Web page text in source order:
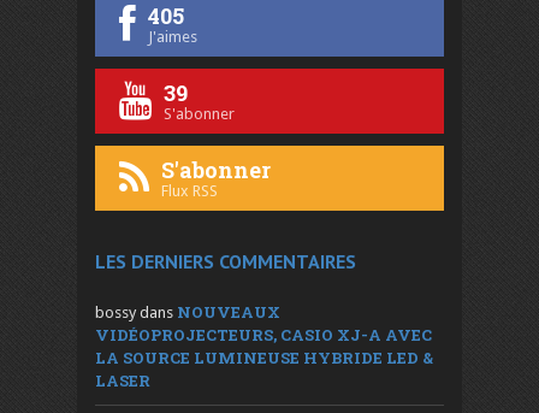
405
J'aimes
39
S'abonner
S'abonner
Flux RSS
LES DERNIERS COMMENTAIRES
bossy dans NOUVEAUX
VIDÉOPROJECTEURS, CASIO XJ-A AVEC
LA SOURCE LUMINEUSE HYBRIDE LED &
LASER